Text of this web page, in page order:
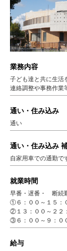
業務内容
子ども達と共に生活
連絡調整や事務作業
通い・住み込み
通い
通い・住み込み
自家用車での通勤で
就業時間
早番・遅番・ 断続
①６：００～１５：
②１３：００～２２
③６：００～９：０
給与